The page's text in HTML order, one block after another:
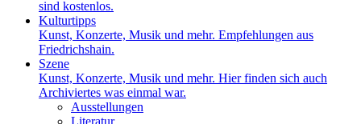
sind kostenlos.
Kulturtipps
Kunst, Konzerte, Musik und mehr. Empfehlungen aus
Friedrichshain.
Szene
Kunst, Konzerte, Musik und mehr. Hier finden sich auch
Archiviertes was einmal war.
Ausstellungen
Literatur